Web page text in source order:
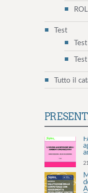
Test
Tutto il